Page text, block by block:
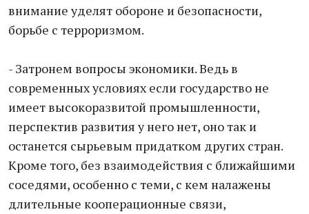
внимание уделят обороне и безопасности,
борьбе с терроризмом.
- Затронем вопросы экономики. Ведь в
современных условиях если государство не
имеет высокоразвитой промышленности,
перспектив развития у него нет, оно так и
останется сырьевым придатком других стран.
Кроме того, без взаимодействия с ближайшими
соседями, особенно с теми, с кем налажены
длительные кооперационные связи,